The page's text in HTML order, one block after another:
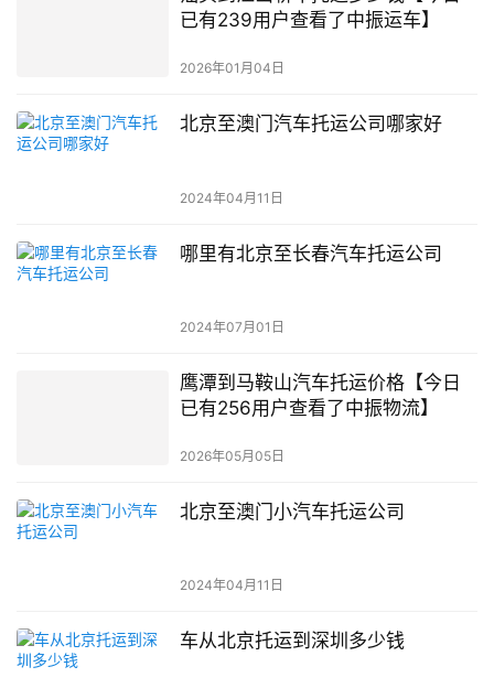
已有239用户查看了中振运车】
2026年01月04日
北京至澳门汽车托运公司哪家好
2024年04月11日
哪里有北京至长春汽车托运公司
2024年07月01日
鹰潭到马鞍山汽车托运价格【今日
已有256用户查看了中振物流】
2026年05月05日
北京至澳门小汽车托运公司
2024年04月11日
车从北京托运到深圳多少钱